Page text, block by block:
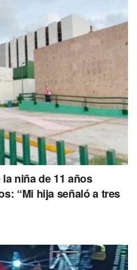
Captan a
a una menor
kt5krv5ghz
May 8, 2026
difundido las
y del vehículo
para facilitar su
Este incidente ha
filtros de seguridad y
las aplicaciones de
un vínculo con este
niña de 11 años
“Mi hija señaló a tres